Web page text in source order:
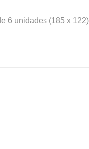
6 unidades (185 x 122)